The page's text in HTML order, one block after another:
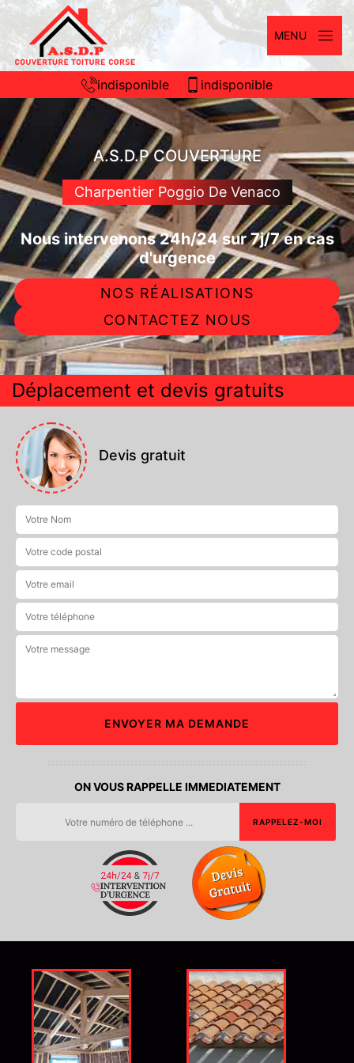
MENU
indisponible indisponible
A.S.D.P COUVERTURE
Charpentier Poggio De Venaco
Nous intervenons 24h/24 sur 7j/7 en cas
d'urgence
NOS RÉALISATIONS
CONTACTEZ NOUS
Déplacement et devis gratuits
Devis gratuit
ON VOUS RAPPELLE IMMEDIATEMENT